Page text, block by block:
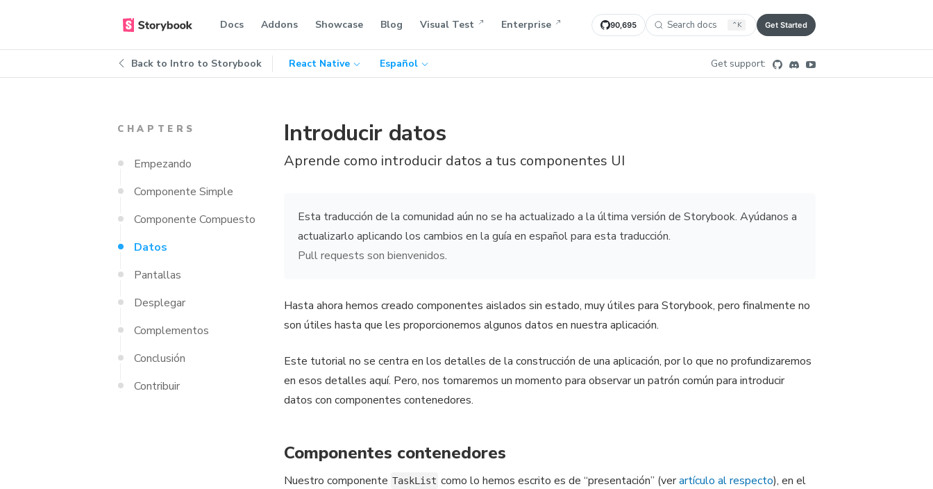
Docs Addons Showcase Blog Visual Test Enterprise 90,695 Search docs ⌃ K Get Started
Back to Intro to Storybook React Native Español Get support:
CHAPTERS
Empezando
Componente Simple
Componente Compuesto
Datos
Pantallas
Desplegar
Complementos
Conclusión
Contribuir
Introducir datos
Aprende como introducir datos a tus componentes UI
Esta traducción de la comunidad aún no se ha actualizado a la última versión de Storybook. Ayúdanos a
actualizarlo aplicando los cambios en la guía en español para esta traducción.
Pull requests son bienvenidos.
Hasta ahora hemos creado componentes aislados sin estado, muy útiles para Storybook, pero finalmente no
son útiles hasta que les proporcionemos algunos datos en nuestra aplicación.
Este tutorial no se centra en los detalles de la construcción de una aplicación, por lo que no profundizaremos
en esos detalles aquí. Pero, nos tomaremos un momento para observar un patrón común para introducir
datos con componentes contenedores.
Componentes contenedores
Nuestro componente TaskList como lo hemos escrito es de “presentación” (verartículo al respecto), en el